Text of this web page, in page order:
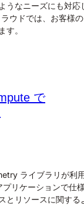
うなニーズにも対応
ウドでは、お客様
す。
で
ライブラリが利
リケーションで仕
とリソースに関する